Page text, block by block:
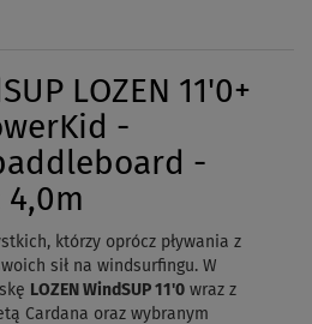
LOZEN 11'0+
-
-
4,0m
którzy oprócz pływania z
sił na windsurfingu. W
LOZEN WindSUP 11'0 wraz z
Cardana oraz wybranym